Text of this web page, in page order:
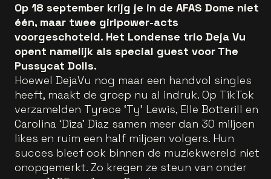
Op 18 september krijg je in de AFAS Dome niet
één, maar twee girlpower-acts
voorgeschoteld. Het Londense trio Deja Vu
opent namelijk als special guest voor The
Pussycat Dolls.
Hoewel DejaVu nog maar een handvol singles
heeft, maakt de groep nu al indruk. Op TikTok
verzamelden Tyrece ‘Ty’ Lewis, Elle Botterill en
Carolina ‘Diza' Diaz samen meer dan 30 miljoen
likes en ruim een half miljoen volgers. Hun
succes bleef ook binnen de muziekwereld niet
onopgemerkt. Zo kregen ze steun van onder